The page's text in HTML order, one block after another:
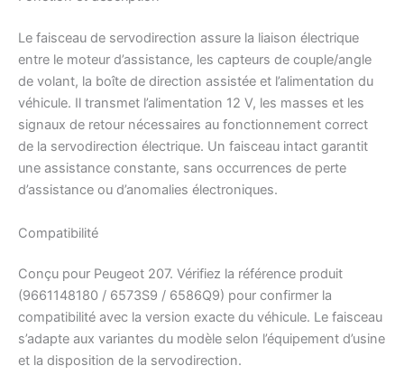
Le faisceau de servodirection assure la liaison électrique
entre le moteur d’assistance, les capteurs de couple/angle
de volant, la boîte de direction assistée et l’alimentation du
véhicule. Il transmet l’alimentation 12 V, les masses et les
signaux de retour nécessaires au fonctionnement correct
de la servodirection électrique. Un faisceau intact garantit
une assistance constante, sans occurrences de perte
d’assistance ou d’anomalies électroniques.
Compatibilité
Conçu pour Peugeot 207. Vérifiez la référence produit
(9661148180 / 6573S9 / 6586Q9) pour confirmer la
compatibilité avec la version exacte du véhicule. Le faisceau
s’adapte aux variantes du modèle selon l’équipement d’usine
et la disposition de la servodirection.